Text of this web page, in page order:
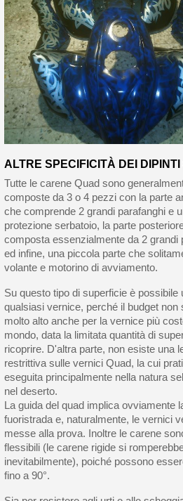
ALTRE SPECIFICITÀ DEI DIPINTI
Tutte le carene Quad sono
composte da 3 o 4 pezzi con la parte
che comprende 2 grandi parafanghi e
protezione serbatoio, la parte
composta essenzialmente da 2 grandi
ed infine, una piccola parte che
volante e motorino di avviamento.
Su questo tipo di superficie è possibile
qualsiasi vernice, perché il budget non
molto alto anche per la vernice più
mondo, data la limitata quantità di
ricoprire. D'altra parte, non esiste una
restrittiva sulle vernici Quad, la cui
eseguita principalmente nella natura
nel deserto.
La guida del quad implica ovviamente
fuoristrada e, naturalmente, le vernici
messe alla prova. Inoltre le carene
flessibili (le carene rigide si
inevitabilmente), poiché possono
fino a 90°.